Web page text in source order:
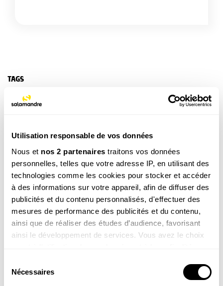
Utilisation responsable de vos données
Nous et nos 2 partenaires traitons vos données
personnelles, telles que votre adresse IP, en utilisant des
technologies comme les cookies pour stocker et accéder
à des informations sur votre appareil, afin de diffuser des
publicités et du contenu personnalisés, d'effectuer des
mesures de performance des publicités et du contenu,
ainsi que de réaliser des études d’audience, favorisant
ainsi le développement de services. Vous avez le choix
tout moment en consultant la Déclaration relative aux
cookies ou en cliquant sur l'icône de confidentialité.
Nécessaires
TAGS
Mammifère
NOS 3 REVUES
REVUE SALAMANDRE
Plongez au coeur d'une nature insolite près de chez
vous
Découvrir la revue